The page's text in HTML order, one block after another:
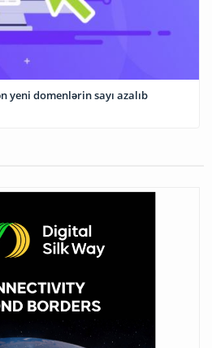
yeni domenlərin sayı azalıb